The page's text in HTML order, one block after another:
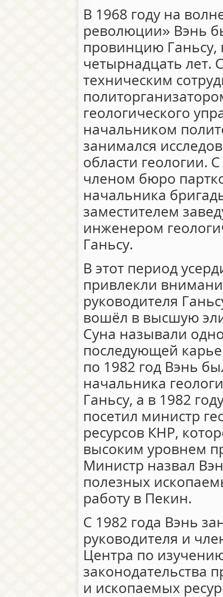
В 1968 году на
революции» Вэнь
провинцию Ганьсу,
четырнадцать лет.
техническим
геологического
начальником
занимался
области геологии.
членом бюро
начальника
заместителем
инженером
Ганьсу.
В этот период
привлекли
руководителя
вошёл в высшую
Суна называли
последующей
по 1982 год Вэнь
начальника
Ганьсу, а в 1982
посетил министр
ресурсов КНР,
высоким уровнем
Министр назвал
полезных
работу в Пекин.
С 1982 года Вэнь
руководителя и
Центра по
законодательства
и ископаемых